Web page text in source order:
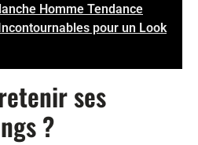
Homme Tendance
pour un Look
ses
?